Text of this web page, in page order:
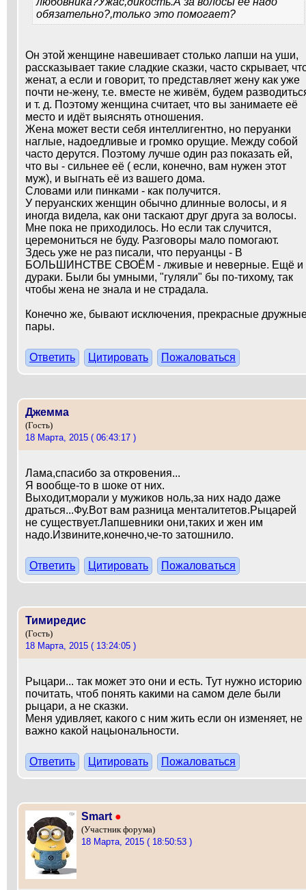
обязательно?,только это помогает?
Он этой женщине навешивает столько лапши на уши,
рассказывает такие сладкие сказки, часто скрывает,
женат, а если и говорит, то представляет жену как уже
почти не-жену, т.е. вместе не живём, будем
и т. д. Поэтому женщина считает, что вы занимаете её
место и идёт выяснять отношения.
Жена может вести себя интеллигентно, но перуанки
наглые, надоедливые и громко орущие. Между собой
часто дерутся. Поэтому лучше один раз показать ей,
что вы - сильнее её ( если, конечно, вам нужен этот
муж), и выгнать её из вашего дома.
Словами или пинками - как получится.
У перуанских женщин обычно длинные волосы, и я
иногда видела, как они таскают друг друга за волосы.
Мне пока не приходилось. Но если так случится,
церемониться не буду. Разговоры мало помогают.
Здесь уже не раз писали, что перуанцы - В
БОЛЬШИНСТВЕ СВОЁМ - лживые и неверные. Ещё и
дураки. Были бы умными, "гуляли" бы по-тихому, так
чтобы жена не знала и не страдала.
Конечно же, бывают исключения, прекрасные
пары.
Ответить Цитировать Пожаловаться
Джемма
(Гость)
18 Марта, 2015 ( 06:43:17 )
Лама,спасибо за откровения...
Я вообще-то в шоке от них.
Выходит,морали у мужиков ноль,за них надо даже
драться...Фу.Вот вам разница менталитетов.Рыцарей
не существует.Лапшевники они,таких и жен им
надо.Извините,конечно,че-то затошнило.
Ответить Цитировать Пожаловаться
Тимиредис
(Гость)
18 Марта, 2015 ( 13:24:05 )
Рыцари... так может это они и есть. Тут нужно историю
почитать, чтоб понять какими на самом деле были
рыцари, а не сказки.
Меня удивляет, какого с ним жить если он изменяет, не
важно какой нацыональности.
Ответить Цитировать Пожаловаться
Smart ●
(Участник форума)
18 Марта, 2015 ( 18:50:53 )